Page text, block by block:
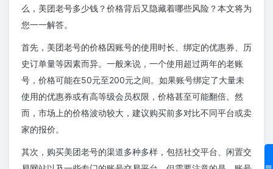
么，美团老号多少钱？价格背后又隐藏着哪些风险？本文将为
您一一解答。
首先，美团老号的价格因账号的使用时长、绑定的优惠券、历
史订单量等因素而异。一般来说，一个使用超过两年的老账
号，价格可能在50元至200元之间。如果账号绑定了大量未
使用的优惠券或有高等级会员权限，价格甚至可能翻倍。然
而，市场上的价格波动较大，建议购买前多对比不同平台或卖
家的报价。
其次，购买美团老号的渠道多种多样，包括社交平台、闲置交